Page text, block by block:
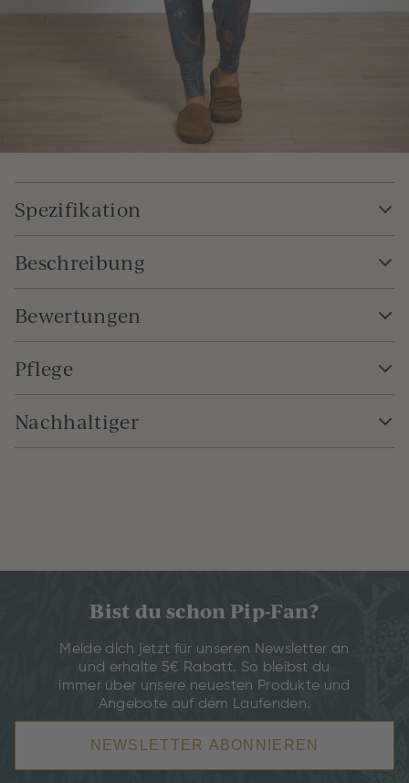
Spezifikation
Beschreibung
Bewertungen
Pflege
Nachhaltiger
Bist du schon Pip-Fan?
Melde dich jetzt für unseren Newsletter an
und erhalte 5€ Rabatt. So bleibst du
immer über unsere neuesten Produkte und
Angebote auf dem Laufenden.
NEWSLETTER ABONNIEREN